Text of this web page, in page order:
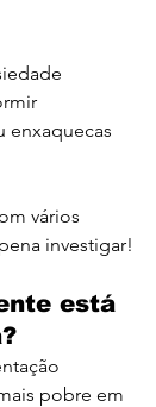
enxaquecas
vários
investigar!
está
pobre em